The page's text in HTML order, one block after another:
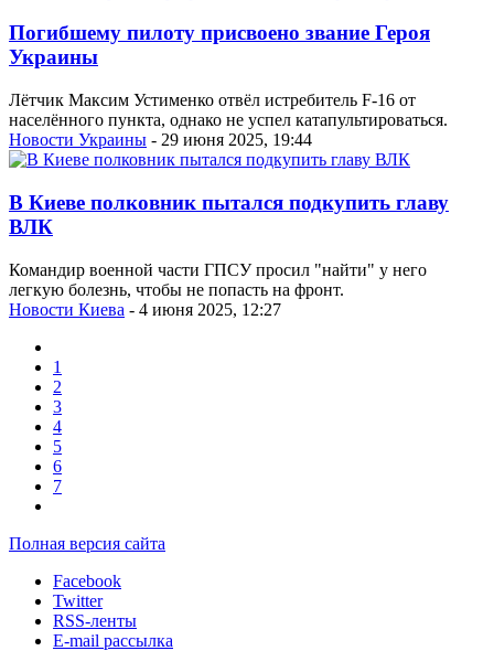
Погибшему пилоту присвоено звание Героя
Украины
Лётчик Максим Устименко отвёл истребитель F-16 от
населённого пункта, однако не успел катапультироваться.
Новости Украины - 29 июня 2025, 19:44
В Киеве полковник пытался подкупить главу
ВЛК
Командир военной части ГПСУ просил "найти" у него
легкую болезнь, чтобы не попасть на фронт.
Новости Киева - 4 июня 2025, 12:27
1
2
3
4
5
6
7
Полная версия сайта
Facebook
Twitter
RSS-ленты
E-mail рассылка